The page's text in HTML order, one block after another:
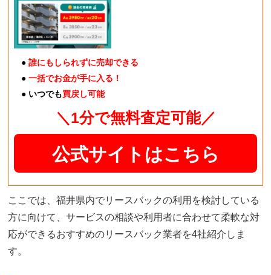
● 誰にもしられずに売却できる
● 一括でお金が手に入る！
● いつでも買戻し可能
＼1分で無料査定可能／
公式サイトはこちら
ここでは、福井県内でリースバックの利用を検討している
方に向けて、サービスの相談や利用者に合わせて柔軟な対
応ができるおすすめのリースバック業者を4社紹介しま
す。